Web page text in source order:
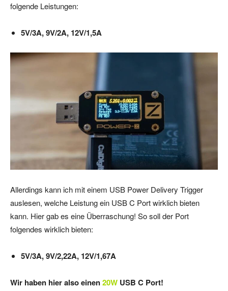
folgende Leistungen:
5V/3A, 9V/2A, 12V/1,5A
Allerdings kann ich mit einem USB Power Delivery Trigger
auslesen, welche Leistung ein USB C Port wirklich bieten
kann. Hier gab es eine Überraschung! So soll der Port
folgendes wirklich bieten:
5V/3A, 9V/2,22A, 12V/1,67A
Wir haben hier also einen20W USB C Port!